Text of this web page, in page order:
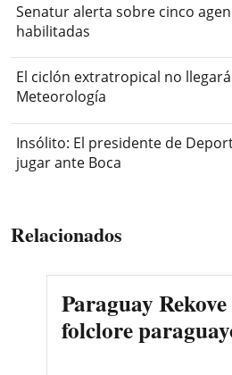
Senatur alerta sobre cinco
habilitadas
El ciclón extratropical no
Meteorología
Insólito: El presidente de
jugar ante Boca
Relacionados
Paraguay
folclore